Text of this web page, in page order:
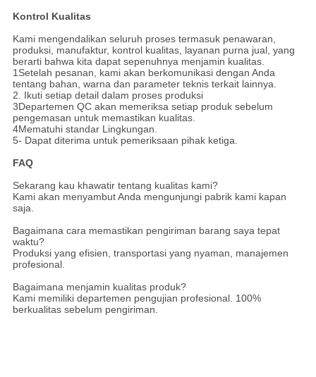
Kontrol Kualitas
Kami mengendalikan seluruh proses termasuk penawaran,
produksi, manufaktur, kontrol kualitas, layanan purna jual, yang
berarti bahwa kita dapat sepenuhnya menjamin kualitas.
1Setelah pesanan, kami akan berkomunikasi dengan Anda
tentang bahan, warna dan parameter teknis terkait lainnya.
2. Ikuti setiap detail dalam proses produksi
3Departemen QC akan memeriksa setiap produk sebelum
pengemasan untuk memastikan kualitas.
4Mematuhi standar Lingkungan.
5- Dapat diterima untuk pemeriksaan pihak ketiga.
FAQ
Sekarang kau khawatir tentang kualitas kami?
Kami akan menyambut Anda mengunjungi pabrik kami kapan
saja.
Bagaimana cara memastikan pengiriman barang saya tepat
waktu?
Produksi yang efisien, transportasi yang nyaman, manajemen
profesional.
Bagaimana menjamin kualitas produk?
Kami memiliki departemen pengujian profesional. 100%
berkualitas sebelum pengiriman.